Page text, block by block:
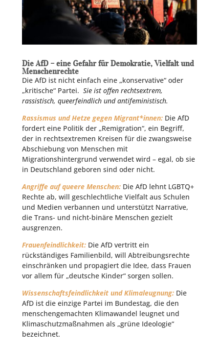
Die AfD – eine Gefahr für Demokratie, Vielfalt und
Menschenrechte
Die AfD ist nicht einfach eine „konservative“ oder
„kritische“ Partei. Sie ist offen rechtsextrem,
rassistisch, queerfeindlich und antifeministisch.
Rassismus und Hetze gegen Migrant*innen:Die AfD
fordert eine Politik der „Remigration“, ein Begriff,
der in rechtsextremen Kreisen für die zwangsweise
Abschiebung von Menschen mit
Migrationshintergrund verwendet wird – egal, ob sie
in Deutschland geboren sind oder nicht.
Angriffe auf queere Menschen:Die AfD lehnt LGBTQ+
Rechte ab, will geschlechtliche Vielfalt aus Schulen
und Medien verbannen und unterstützt Narrative,
die Trans- und nicht-binäre Menschen gezielt
ausgrenzen.
Frauenfeindlichkeit:Die AfD vertritt ein
rückständiges Familienbild, will Abtreibungsrechte
einschränken und propagiert die Idee, dass Frauen
vor allem für „deutsche Kinder“ sorgen sollen.
Wissenschaftsfeindlichkeit und Klimaleugnung:Die
AfD ist die einzige Partei im Bundestag, die den
menschengemachten Klimawandel leugnet und
Klimaschutzmaßnahmen als „grüne Ideologie“
bezeichnet.